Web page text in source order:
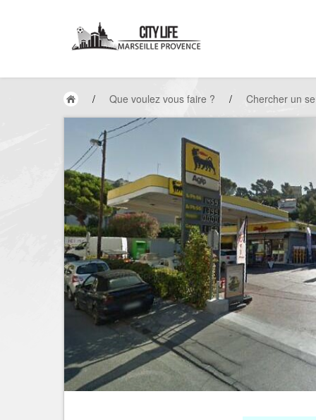
/ Que voulez vous faire ? / Chercher un